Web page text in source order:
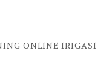
ONLINE IRIGASI